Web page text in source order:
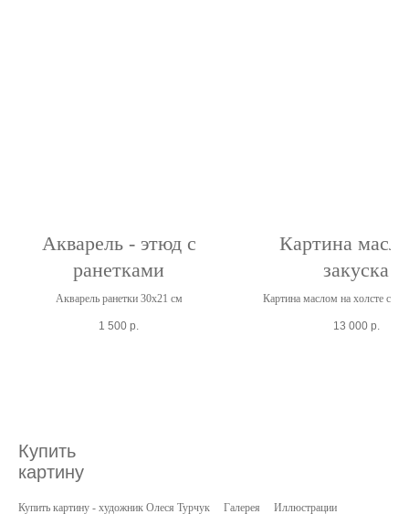
Акварель - этюд с
ранетками
Акварель ранетки 30х21 см
1 500 р.
Картина
закуска
Картина маслом на холсте с
13 000 р.
Купить
картину
Купить картину - художник Олеся Турчук Галерея Иллюстрации